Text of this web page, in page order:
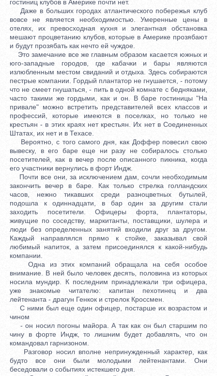
гостиниц клубов в Америке почти нет.
Даже в больших городах атлантического побережья клуб
вовсе не является необходимостью. Умеренные цены в
отелях, их превосходная кухня и элегантная обстановка
мешают процветанию клубов, которые в Америке прозябают
и будут прозябать как нечто ей чуждое.
Это замечание все же главным образом касается южных и
юго-западные городов, где кабачки и бары являются
излюбленным местом свиданий и отдыха. Здесь собираются
пестрые компании. Гордый плантатор не гнушается, - потому
что не смеет гнушаться, - пить в одной комнате с бедняками,
часто такими же гордыми, как и он. В баре гостиницы "На
привале" можно встретить представителей всех классов и
профессий, которые имеются в поселках, но только не
крестьян - в этих краях нет крестьян. Их нет в Соединенных
Штатах, их нет и в Техасе.
Вероятно, с того самого дня, как Доффер повесил свою
вывеску, в его баре еще ни разу не собиралось столько
посетителей, как в вечер после описанного пикника, когда
его участники вернулись в форт Индж.
Почти все они, за исключением дам, сочли необходимым
закончить вечер в баре. Как только стрелка голландских
часов, нежно тикавших среди разноцветных бутылей,
подошла к одиннадцати, в бар один за другим стали
заходить посетители. Офицеры форта, плантаторы,
живущие по соседству, маркитанты, поставщики, шулера и
люди без определенных занятий входили друг за другом.
Каждый направлялся прямо к стойке, заказывал свой
любимый напиток, а затем присоединялся к какой-нибудь
компании.
Одна из этих компаний обращала на себя особое
внимание. В ней было человек десять, половина из которых
носила мундир. К последним принадлежали три офицера,
уже знакомые читателю: капитан пехотинец и два
лейтенанта - драгун Генкок и стрелок Кроссмен.
С ними был еще один офицер, постарше их возрастом и
чином
- он носил погоны майора. А так как он был старшим по
чину в форте Индж, то лишним будет добавлять, что он
командовал гарнизоном.
Разговор носил вполне непринужденный характер, как
будто все они были молодыми лейтенантами. Они
беседовали о событиях истекшего дня.